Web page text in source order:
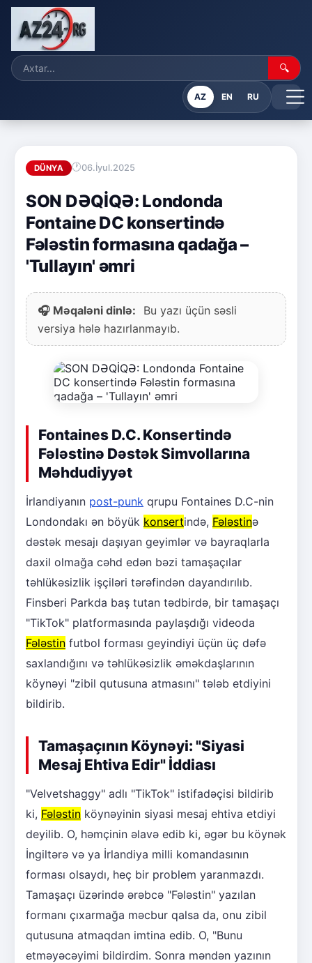
🔍
AZ EN RU
DÜNYA 06.İyul.2025
SON DƏQİQƏ: Londonda
Fontaine DC konsertində
Fələstin formasına qadağa –
'Tullayın' əmri
🎧 Məqaləni dinlə:
Bu yazı üçün səsli
versiya hələ hazırlanmayıb.
Fontaines D.C. Konsertində
Fələstinə Dəstək Simvollarına
Məhdudiyyət
İrlandiyanın post-punk qrupu Fontaines D.C-nin
Londondakı ən böyük konsertində, Fələstinə
dəstək mesajı daşıyan geyimlər və bayraqlarla
daxil olmağa cəhd edən bəzi tamaşaçılar
təhlükəsizlik işçiləri tərəfindən dayandırılıb.
Finsberi Parkda baş tutan tədbirdə, bir tamaşaçı
"TikTok" platformasında paylaşdığı videoda
Fələstin futbol forması geyindiyi üçün üç dəfə
saxlandığını və təhlükəsizlik əməkdaşlarının
köynəyi "zibil qutusuna atmasını" tələb etdiyini
bildirib.
Tamaşaçının Köynəyi: "Siyasi
Mesaj Ehtiva Edir" İddiası
"Velvetshaggy" adlı "TikTok" istifadəçisi bildirib
ki, Fələstin köynəyinin siyasi mesaj ehtiva etdiyi
deyilib. O, həmçinin əlavə edib ki, əgər bu köynək
İngiltərə və ya İrlandiya milli komandasının
forması olsaydı, heç bir problem yaranmazdı.
Tamaşaçı üzərində ərəbcə "Fələstin" yazılan
formanı çıxarmağa məcbur qalsa da, onu zibil
qutusuna atmaqdan imtina edib. O, "Bunu
etməyəcəyimi bildirdim. Sonra məndən yazının